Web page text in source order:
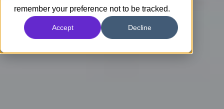
remember your preference not to be tracked.
Accept Decline